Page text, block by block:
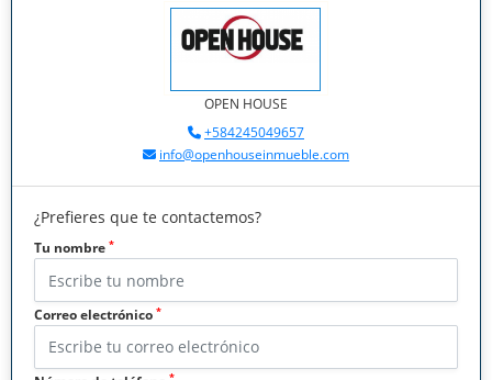
OPEN HOUSE
+584245049657
info@openhouseinmueble.com
¿Prefieres que te contactemos?
Tu nombre *
Correo electrónico *